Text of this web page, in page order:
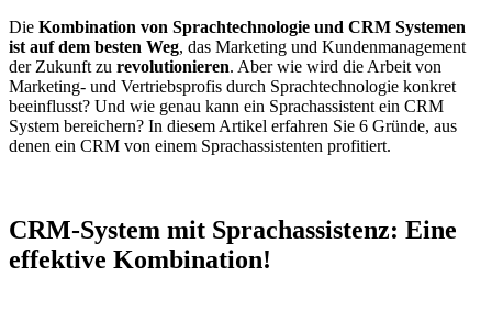
Die Kombination von Sprachtechnologie und CRM Systemen
ist auf dem besten Weg, das Marketing und Kundenmanagement
der Zukunft zu revolutionieren. Aber wie wird die Arbeit von
Marketing- und Vertriebsprofis durch Sprachtechnologie konkret
beeinflusst? Und wie genau kann ein Sprachassistent ein CRM
System bereichern? In diesem Artikel erfahren Sie 6 Gründe, aus
denen ein CRM von einem Sprachassistenten profitiert.
CRM-System mit Sprachassistenz: Eine
effektive Kombination!